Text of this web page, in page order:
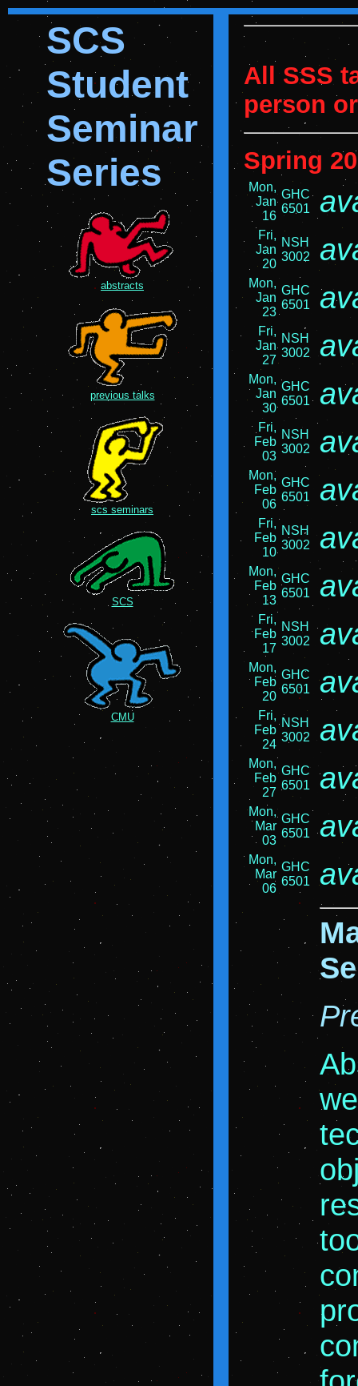
SCS
Student
Seminar
Series
abstracts
previous talks
scs seminars
SCS
CMU
All SSS
person
Spring
Mon,
Jan
16
GHC
6501
Fri,
Jan
20
NSH
3002
Mon,
Jan
23
GHC
6501
Fri,
Jan
27
NSH
3002
Mon,
Jan
30
GHC
6501
Fri,
Feb
03
NSH
3002
Mon,
Feb
06
GHC
6501
Fri,
Feb
10
NSH
3002
Mon,
Feb
13
GHC
6501
Fri,
Feb
17
NSH
3002
Mon,
Feb
20
GHC
6501
Fri,
Feb
24
NSH
3002
Mon,
Feb
27
GHC
6501
Mon,
Mar
03
GHC
6501
Mon,
Mar
06
GHC
6501